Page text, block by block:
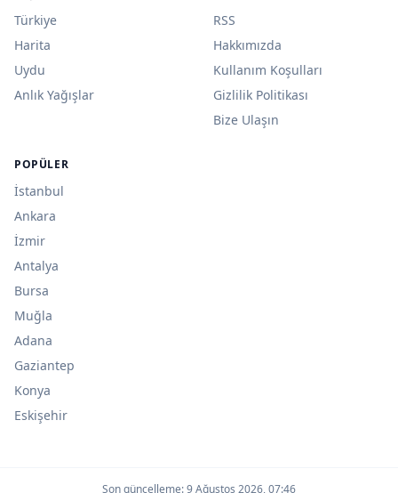
Türkiye
Harita
Uydu
Anlık Yağışlar
RSS
Hakkımızda
Kullanım Koşulları
Gizlilik Politikası
Bize Ulaşın
POPÜLER
İstanbul
Ankara
İzmir
Antalya
Bursa
Muğla
Adana
Gaziantep
Konya
Eskişehir
Son güncelleme:9 Ağustos 2026, 07:46